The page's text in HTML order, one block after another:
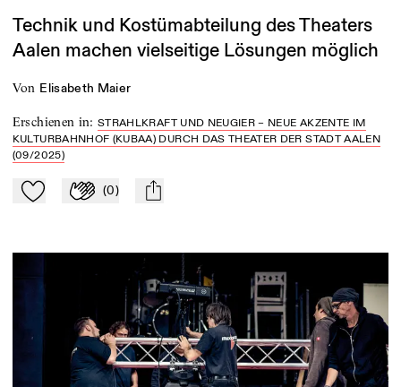
Technik und Kostümabteilung des Theaters
Aalen machen vielseitige Lösungen möglich
von Elisabeth Maier
Erschienen in:STRAHLKRAFT UND NEUGIER – NEUE AKZENTE IM
KULTURBAHNHOF (KUBAA) DURCH DAS THEATER DER STADT AALEN
(09/2025)
Zu Mein-TdZ hinzufügen
Applaudieren
(0) mail